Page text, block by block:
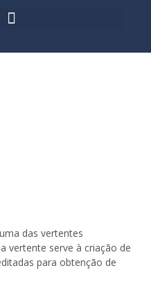
das vertentes
vertente serve à criação de
para obtenção de